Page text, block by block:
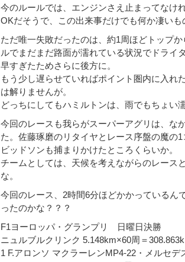
今のルールでは、エンジンさえ止まってなけ
OKだそうで、この出来事だけでも何か凄い
ただ唯一失敗だったのは、約1周ほどトップ
ルでまだまだ路面が濡れている状況でドライ
早すぎたためさらに後方に。
もう少し遅らせていればポイント圏内に入れ
は解りませんが。
どっちにしてもハミルトンは、雨でもちょい
今回のレースも我らがスーパーアグリは、な
た。佐藤琢磨のリタイヤとレース序盤の魔の
ビッドソンも捕まりかけたところくらいか。
チームとしては、天候を考えながらのレース
な。
今回のレース、2時間6分ほどかかっているん
ったのかな？？？
F1ヨーロッパ・グランプリ 日曜日決勝
ニュルブルクリンク 5.148km×60周＝
1 F.アロンソ マクラーレンMP4-22・メルセデ